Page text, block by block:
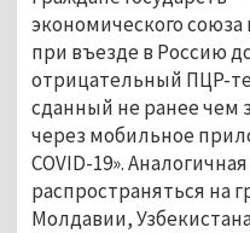
экономического
при въезде в Россию
отрицательный ПЦР-
сданный не ранее чем
через мобильное
COVID-19».
распространяться на
Молдавии,